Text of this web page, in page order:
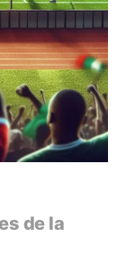
de la